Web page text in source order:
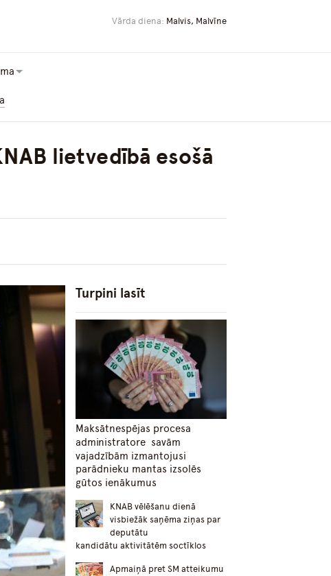
Vārda diena: Malvis, Malvīne
lietvedībā esošā
Turpini lasīt
Maksātnespējas procesa
administratore savām
vajadzībām izmantojusi
parādnieku mantas izsolēs
gūtos ienākumus
KNAB vēlēšanu dienā
visbiežāk saņēma ziņas par
deputātu
kandidātu aktivitātēm soctīklos
Apmaiņā pret SM atteikumu